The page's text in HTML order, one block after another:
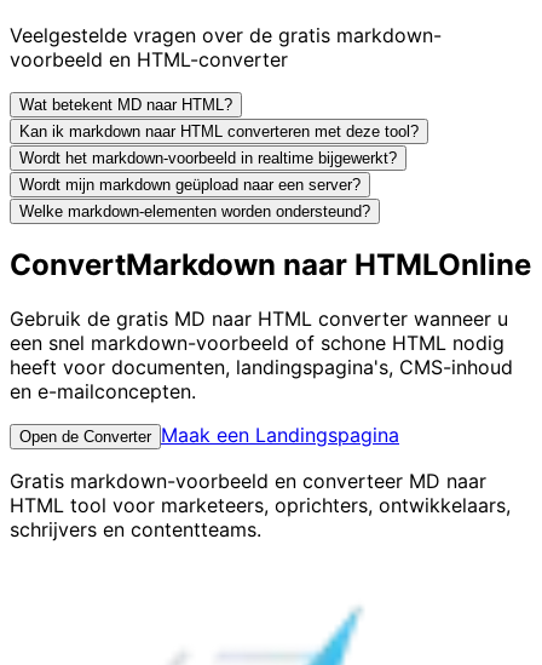
Veelgestelde vragen over de gratis markdown-
voorbeeld en HTML-converter
Wat betekent MD naar HTML?
Kan ik markdown naar HTML converteren met deze tool?
Wordt het markdown-voorbeeld in realtime bijgewerkt?
Wordt mijn markdown geüpload naar een server?
Welke markdown-elementen worden ondersteund?
ConvertMarkdown naar HTMLOnline
Gebruik de gratis MD naar HTML converter wanneer u
een snel markdown-voorbeeld of schone HTML nodig
heeft voor documenten, landingspagina's, CMS-inhoud
en e-mailconcepten.
Open de Converter Maak een Landingspagina
Gratis markdown-voorbeeld en converteer MD naar
HTML tool voor marketeers, oprichters, ontwikkelaars,
schrijvers en contentteams.